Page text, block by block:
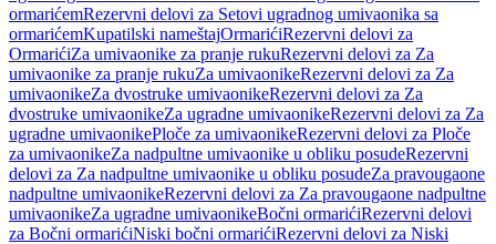
ormarićemRezervni delovi za Setovi ugradnog umivaonika sa
ormarićemKupatilski nameštajOrmarićiRezervni delovi za
OrmarićiZa umivaonike za pranje rukuRezervni delovi za Za
umivaonike za pranje rukuZa umivaonikeRezervni delovi za Za
umivaonikeZa dvostruke umivaonikeRezervni delovi za Za
dvostruke umivaonikeZa ugradne umivaonikeRezervni delovi za Za
ugradne umivaonikePloče za umivaonikeRezervni delovi za Ploče
za umivaonikeZa nadpultne umivaonike u obliku posudeRezervni
delovi za Za nadpultne umivaonike u obliku posudeZa pravougaone
nadpultne umivaonikeRezervni delovi za Za pravougaone nadpultne
umivaonikeZa ugradne umivaonikeBočni ormarićiRezervni delovi
za Bočni ormarićiNiski bočni ormarićiRezervni delovi za Niski